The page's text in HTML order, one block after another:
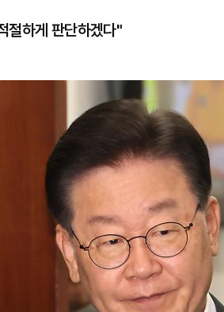
절하게 판단하겠다"